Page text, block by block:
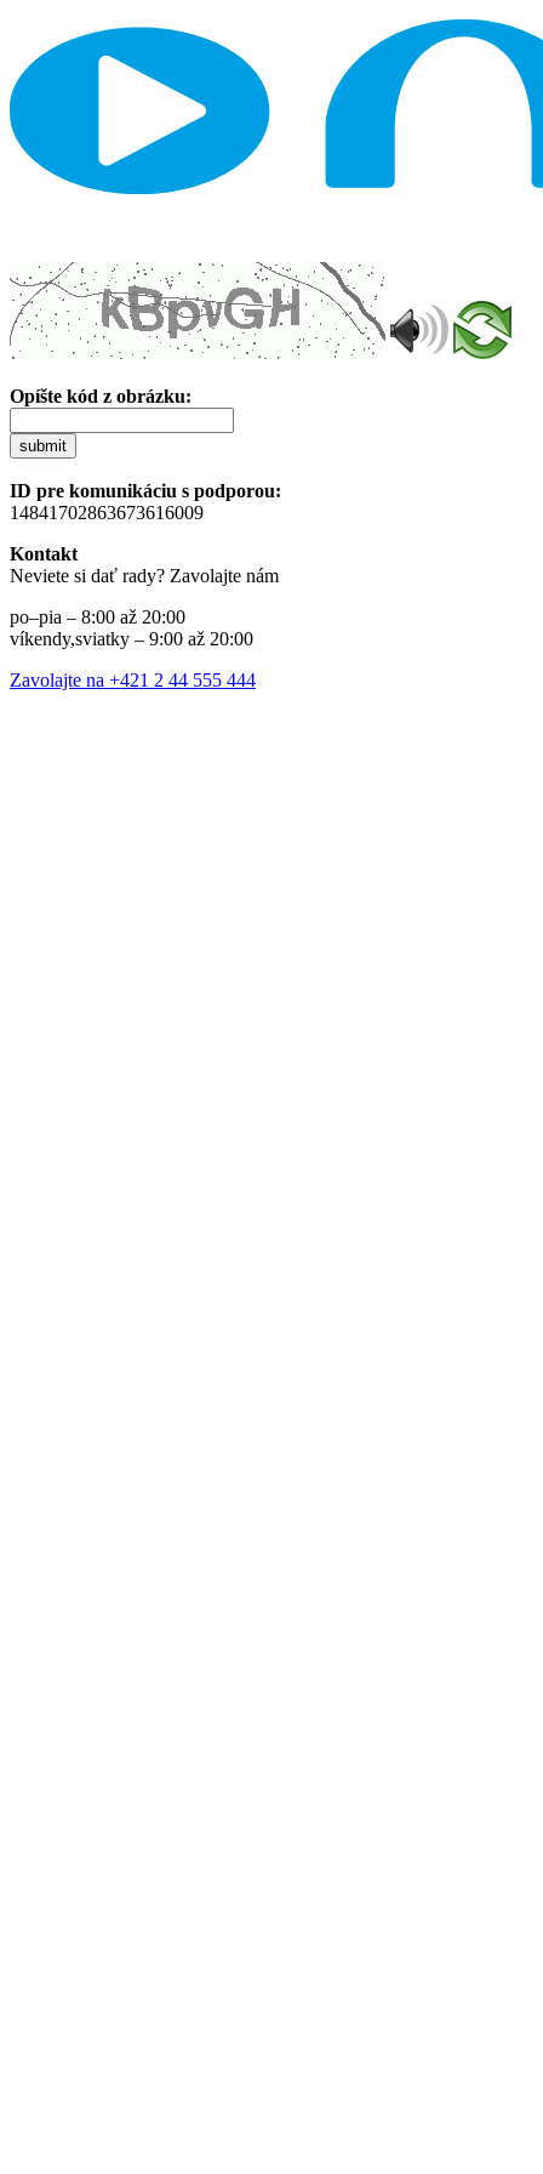
Opíšte kód z obrázku:
submit
ID pre komunikáciu s podporou:
14841702863673616009
Kontakt
Neviete si dať rady? Zavolajte nám
po–pia – 8:00 až 20:00
víkendy,sviatky – 9:00 až 20:00
Zavolajte na +421 2 44 555 444